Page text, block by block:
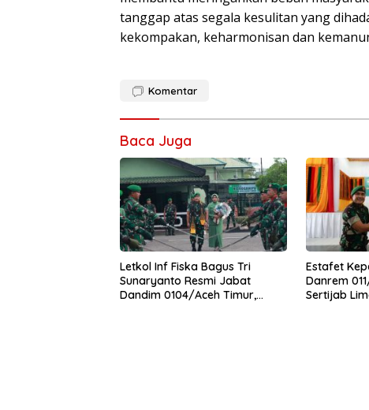
tanggap atas segala kesulitan yang
kekompakan, keharmonisan dan
Komentar
Baca Juga
Letkol Inf Fiska Bagus Tri
Sunaryanto Resmi Jabat
Dandim 0104/Aceh Timur,
Estafet
Danrem
Sertijab